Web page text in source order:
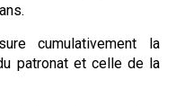
cumulativement la
patronat et celle de la